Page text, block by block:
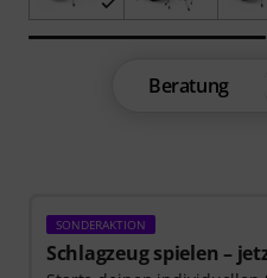
SONDERAKTION
Schlagzeug spielen –
Beratung